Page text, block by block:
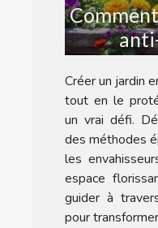
Créer un jardin
tout en le
un vrai défi.
des méthodes
les
espace
guider à
pour